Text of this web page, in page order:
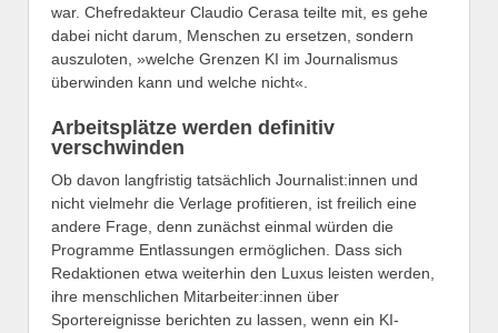
war. Chefredakteur Claudio Cerasa teilte mit, es gehe
dabei nicht darum, Menschen zu ersetzen, sondern
auszuloten, »welche Grenzen KI im Journalismus
überwinden kann und welche nicht«.
Arbeitsplätze werden definitiv
verschwinden
Ob davon langfristig tatsächlich Journalist:innen und
nicht vielmehr die Verlage profitieren, ist freilich eine
andere Frage, denn zunächst einmal würden die
Programme Entlassungen ermöglichen. Dass sich
Redaktionen etwa weiterhin den Luxus leisten werden,
ihre menschlichen Mit­ar­beiter:in­nen über
Sportereignisse berichten zu lassen, wenn ein KI-